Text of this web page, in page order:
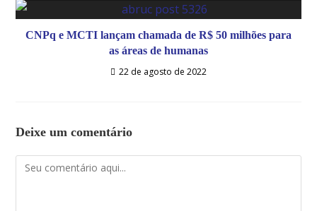
CNPq e MCTI lançam chamada de R$ 50 milhões para
as áreas de humanas
22 de agosto de 2022
Deixe um comentário